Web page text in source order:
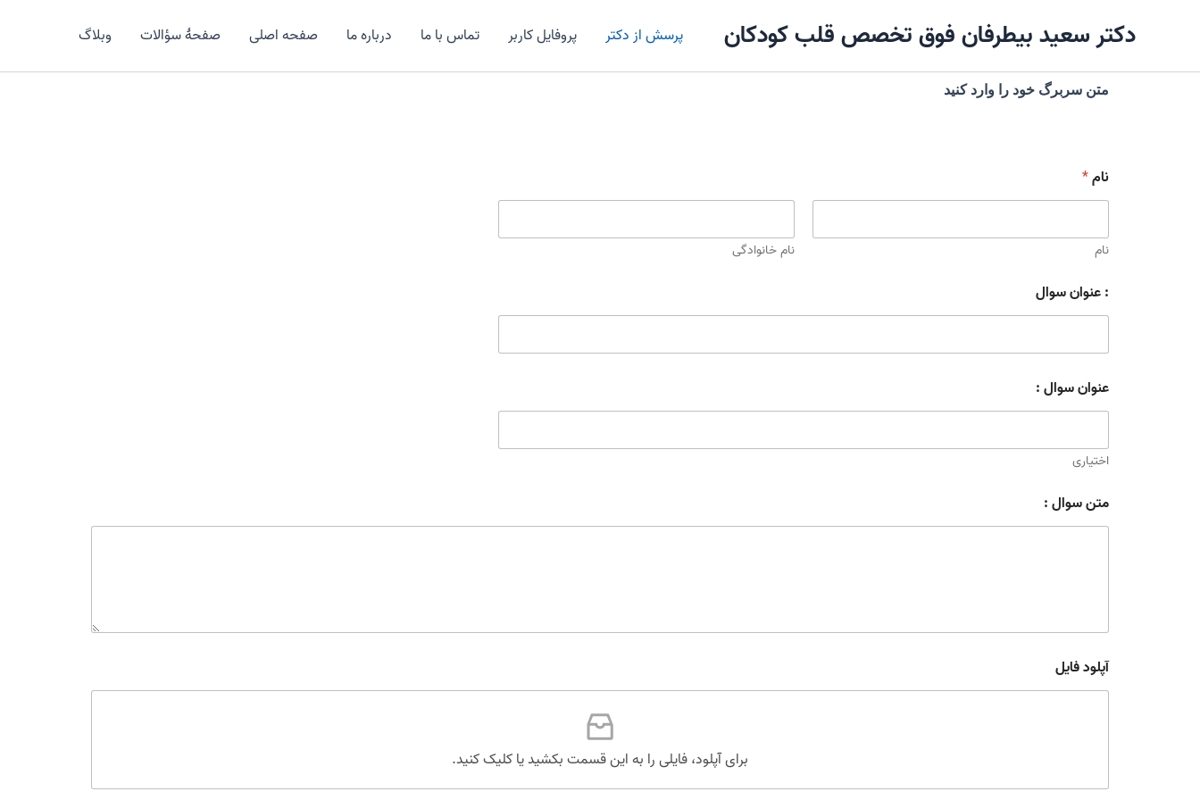
دکتر سعید بیطرفان فوق تخصص قلب کودکان پرسش از دکتر پروفایل کاربر تماس با ما درباره ما صفحه اصلی صفحۀ سؤالات وبلاگ
متن سربرگ خود را وارد کنید
نام*
نام نام خانوادگی
: عنوان سوال
عنوان سوال :
اختیاری
متن سوال :
آپلود فایل
برای آپلود، فایلی را به این قسمت بکشید یا کلیک کنید.